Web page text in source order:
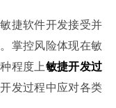
敏捷软件开发接受并
掌控风险体现在敏
程度上敏捷开发过
发过程中应对各类